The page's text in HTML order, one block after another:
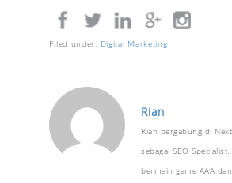
Filed under: Digital Marketing
Rian
Rian bergabung di
sebagai SEO
bermain game AAA